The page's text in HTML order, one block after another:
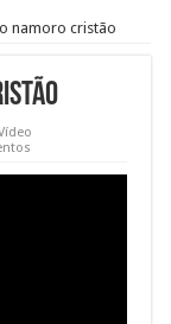
namoro cristão